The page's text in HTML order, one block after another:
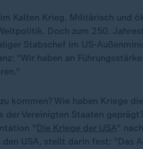
Kalten Krieg. Militärisch und
Doch zum 250.
Stabschef im US-
"Wir haben an
kommen? Wie haben Kriege
der Vereinigten Staaten
"Die Kriege der USA"
USA, stellt darin fest: "Das